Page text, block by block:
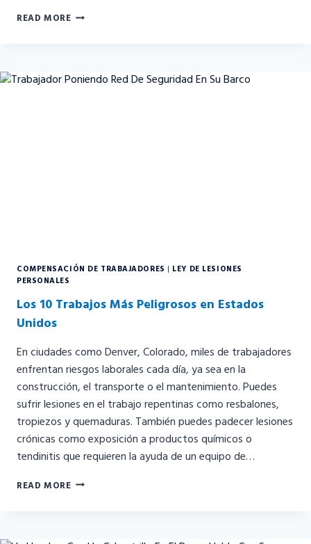
READ MOREACUERDOS
DISCO
ABULTADO
COMPENSACIÓN DE TRABAJADORES | LEY DE LESIONES
PERSONALES
Los 10 Trabajos Más Peligrosos en Estados
Unidos
En ciudades como Denver, Colorado, miles de trabajadores
enfrentan riesgos laborales cada día, ya sea en la
construcción, el transporte o el mantenimiento. Puedes
sufrir lesiones en el trabajo repentinas como resbalones,
tropiezos y quemaduras. También puedes padecer lesiones
crónicas como exposición a productos químicos o
tendinitis que requieren la ayuda de un equipo de…
READ MORELOS